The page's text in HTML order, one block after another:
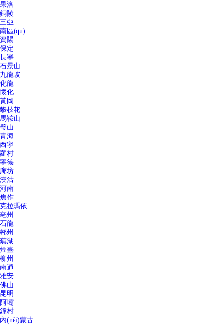
果洛
銅陵
三亞
南區(qū)
資陽
保定
長寧
石景山
九龍坡
化龍
懷化
黃岡
攀枝花
馬鞍山
璧山
青海
西寧
羅村
寧德
廊坊
漢沽
河南
焦作
克拉瑪依
亳州
石龍
郴州
蕪湖
煙臺
柳州
南通
雅安
佛山
昆明
阿壩
鐘村
內(nèi)蒙古